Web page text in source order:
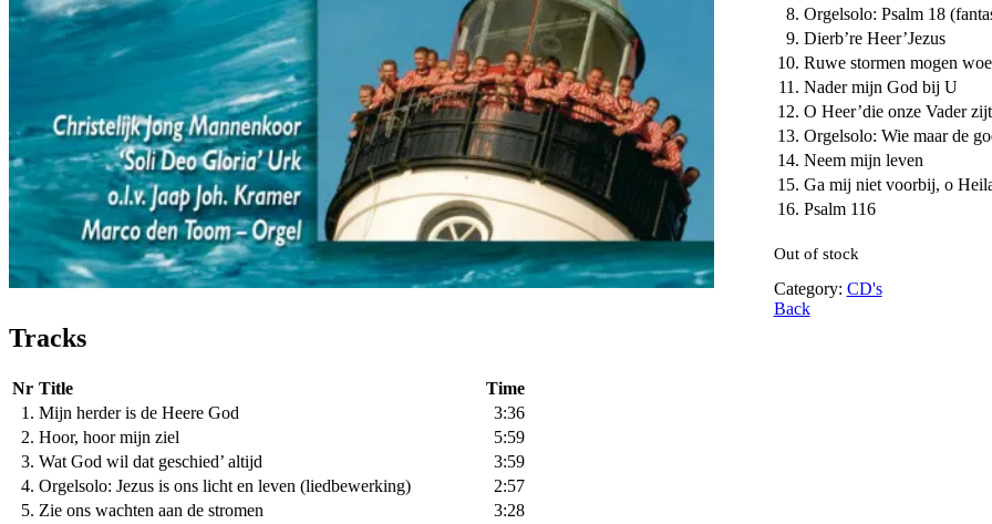
8. Orgelsolo: Psalm 18
9. Dierb’re Heer’Jezus
10. Ruwe stormen mogen
11. Nader mijn God bij U
12. O Heer’die onze Vader zijt
13. Orgelsolo: Wie maar de
14. Neem mijn leven
15. Ga mij niet voorbij, o
16. Psalm 116
Out of stock
Category: CD's
Back
Tracks
Nr Title
Time
1. Mijn herder is de Heere God
3:36
2. Hoor, hoor mijn ziel
5:59
3. Wat God wil dat geschied’ altijd
3:59
4. Orgelsolo: Jezus is ons licht en leven (liedbewerking)
2:57
5. Zie ons wachten aan de stromen
3:28